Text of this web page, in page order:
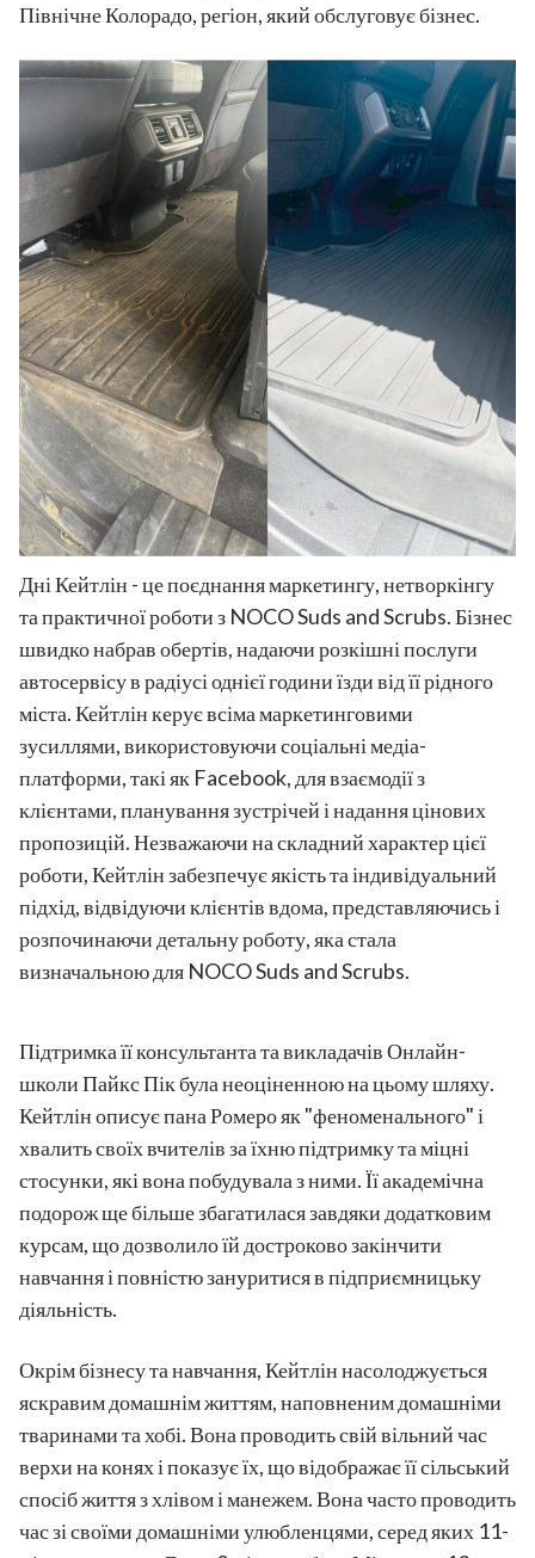
Північне Колорадо, регіон, який обслуговує бізнес.
Дні Кейтлін - це поєднання маркетингу, нетворкінгу
та практичної роботи з NOCO Suds and Scrubs. Бізнес
швидко набрав обертів, надаючи розкішні послуги
автосервісу в радіусі однієї години їзди від її рідного
міста. Кейтлін керує всіма маркетинговими
зусиллями, використовуючи соціальні медіа-
платформи, такі як Facebook, для взаємодії з
клієнтами, планування зустрічей і надання цінових
пропозицій. Незважаючи на складний характер цієї
роботи, Кейтлін забезпечує якість та індивідуальний
підхід, відвідуючи клієнтів вдома, представляючись і
розпочинаючи детальну роботу, яка стала
визначальною для NOCO Suds and Scrubs.
Підтримка її консультанта та викладачів Онлайн-
школи Пайкс Пік була неоціненною на цьому шляху.
Кейтлін описує пана Ромеро як "феноменального" і
хвалить своїх вчителів за їхню підтримку та міцні
стосунки, які вона побудувала з ними. Її академічна
подорож ще більше збагатилася завдяки додатковим
курсам, що дозволило їй достроково закінчити
навчання і повністю зануритися в підприємницьку
діяльність.
Окрім бізнесу та навчання, Кейтлін насолоджується
яскравим домашнім життям, наповненим домашніми
тваринами та хобі. Вона проводить свій вільний час
верхи на конях і показує їх, що відображає її сільський
спосіб життя з хлівом і манежем. Вона часто проводить
час зі своїми домашніми улюбленцями, серед яких 11-